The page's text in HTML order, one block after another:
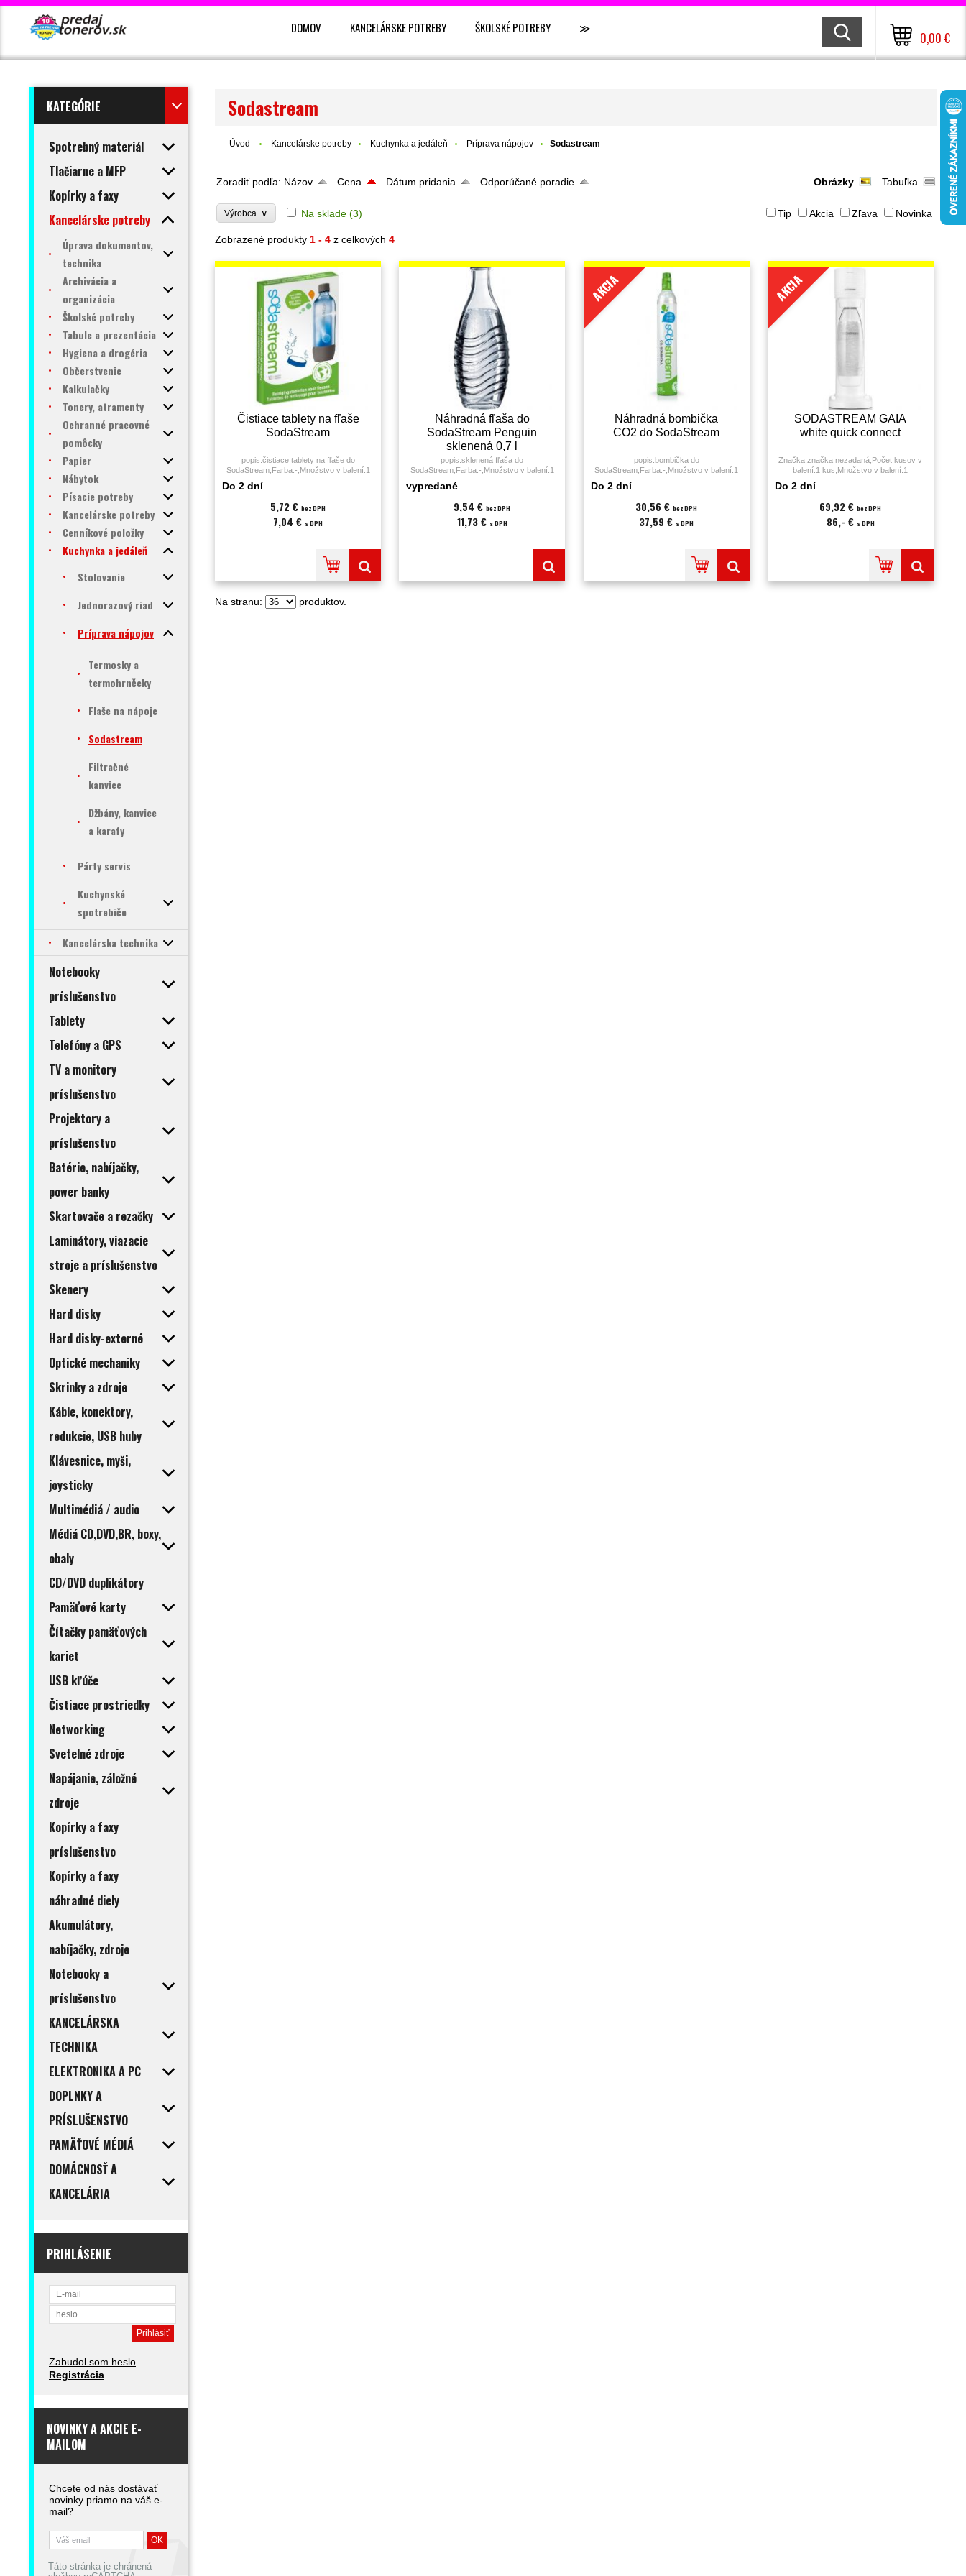
DOMOV KANCELÁRSKE POTREBY ŠKOLSKÉ POTREBY ≫
0,00 €
KATEGÓRIE
Spotrebný materiál
Tlačiarne a MFP
Kopírky a faxy
Kancelárske potreby
Úprava dokumentov,
technika
Archivácia a
organizácia
Školské potreby
Tabule a prezentácia
Hygiena a drogéria
Občerstvenie
Kalkulačky
Tonery, atramenty
Ochranné pracovné
pomôcky
Papier
Nábytok
Písacie potreby
Kancelárske potreby
Cenníkové položky
Kuchynka a jedáleň
Stolovanie
Jednorazový riad
Príprava nápojov
Termosky a
termohrnčeky
Flaše na nápoje
Sodastream
Filtračné
kanvice
Džbány, kanvice
a karafy
Párty servis
Kuchynské
spotrebiče
Kancelárska technika
Notebooky
príslušenstvo
Tablety
Telefóny a GPS
TV a monitory
príslušenstvo
Projektory a
príslušenstvo
Batérie, nabíjačky,
power banky
Skartovače a rezačky
Laminátory, viazacie
stroje a príslušenstvo
Skenery
Hard disky
Hard disky-externé
Optické mechaniky
Skrinky a zdroje
Káble, konektory,
redukcie, USB huby
Klávesnice, myši,
joysticky
Multimédiá / audio
Médiá CD,DVD,BR, boxy,
obaly
CD/DVD duplikátory
Pamäťové karty
Čítačky pamäťových
kariet
USB kľúče
Čistiace prostriedky
Networking
Svetelné zdroje
Napájanie, záložné
zdroje
Kopírky a faxy
príslušenstvo
Kopírky a faxy
náhradné diely
Akumulátory,
nabíjačky, zdroje
Notebooky a
príslušenstvo
KANCELÁRSKA
TECHNIKA
ELEKTRONIKA A PC
DOPLNKY A
PRÍSLUŠENSTVO
PAMÄŤOVÉ MÉDIÁ
DOMÁCNOSŤ A
KANCELÁRIA
PRIHLÁSENIE
Zabudol som heslo
Registrácia
NOVINKY A AKCIE E-
MAILOM
Chcete od nás dostávať
novinky priamo na váš e-
mail?
Táto stránka je chránená
Sodastream
Úvod Kancelárske potreby Kuchynka a jedáleň Príprava nápojov Sodastream
Zoradiť podľa: Názov Cena Dátum pridania Odporúčané poradie Obrázky Tabuľka
Výrobca ∨ Na sklade (3) Tip Akcia Zľava Novinka
Zobrazené produkty 1 - 4 z celkových4
Čistiace tablety na fľaše
SodaStream
popis:čistiace tablety na fľaše do
SodaStream;Farba:-;Množstvo v balení:1
BAL.;Značka:Sodastream;
Do 2 dní
5,72 €bez DPH
7,04 € s DPH
Náhradná fľaša do
SodaStream Penguin
sklenená 0,7 l
popis:sklenená fľaša do
SodaStream;Farba:-;Množstvo v balení:1
KS;Značka:Sodastream;
vypredané
9,54 €bez DPH
11,73 € s DPH
AKCIA
Náhradná bombička
CO2 do SodaStream
popis:bombička do
SodaStream;Farba:-;Množstvo v balení:1
KS;Značka:Sodastream;
Do 2 dní
30,56 €bez DPH
37,59 € s DPH
AKCIA
SODASTREAM GAIA
white quick connect
Značka:značka nezadaná;Počet kusov v
balení:1 kus;Množstvo v balení:1
KS;Farba:biela;Popis:;
Do 2 dní
69,92 €bez DPH
86,- € s DPH
Na stranu: produktov.